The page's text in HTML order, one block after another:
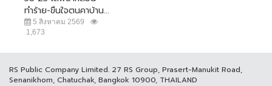
ทำร้าย-ขืนใจตนคาบ้าน...
5 สิงหาคม 2569
1,673
RS Public Company Limited. 27 RS Group, Prasert-Manukit Road,
Senanikhom, Chatuchak, Bangkok 10900, THAILAND